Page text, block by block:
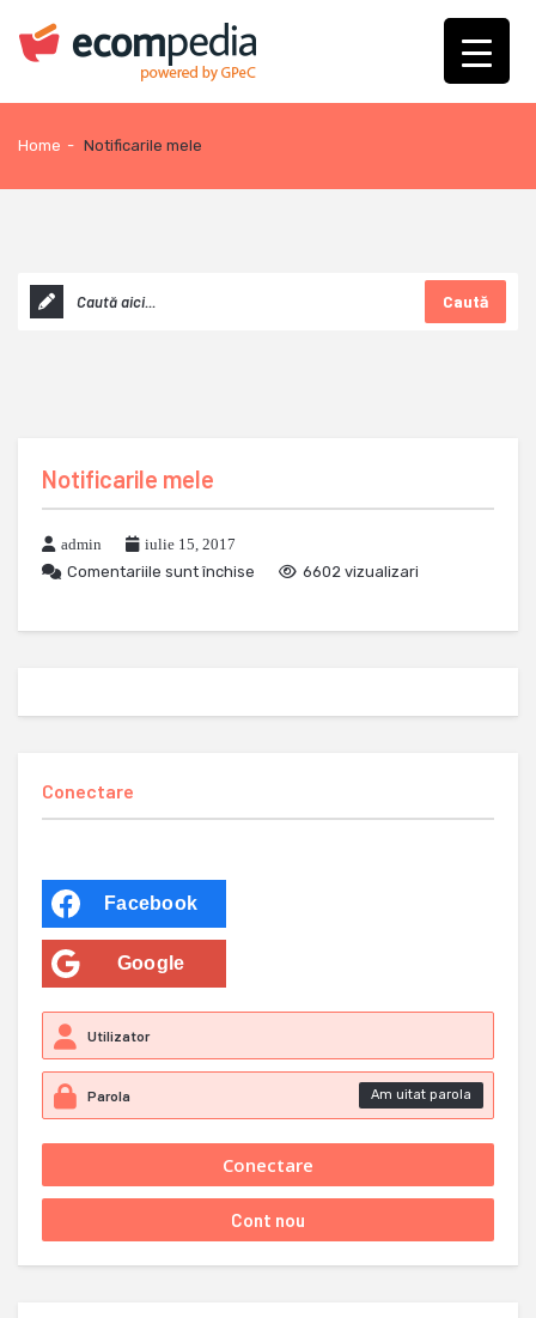
Home - Notificarile mele
Caută
Notificarile mele
admin
iulie 15, 2017
Comentariile sunt închise
6602 vizualizari
Conectare
Facebook
Google
Am uitat parola